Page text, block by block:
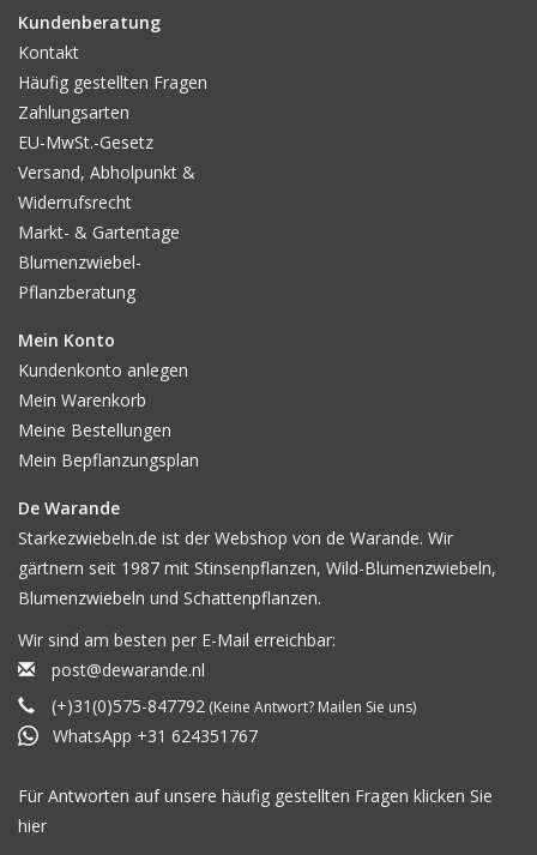
Kundenberatung
Kontakt
Häufig gestellten Fragen
Zahlungsarten
EU-MwSt.-Gesetz
Versand, Abholpunkt &
Widerrufsrecht
Markt- & Gartentage
Blumenzwiebel-
Pflanzberatung
Mein Konto
Kundenkonto anlegen
Mein Warenkorb
Meine Bestellungen
Mein Bepflanzungsplan
De Warande
Starkezwiebeln.de ist der Webshop von de Warande. Wir
gärtnern seit 1987 mit Stinsenpflanzen, Wild-Blumenzwiebeln,
Blumenzwiebeln und Schattenpflanzen.
Wir sind am besten per E-Mail erreichbar:
post@dewarande.nl
(+)31(0)575-847792 (Keine Antwort? Mailen Sie uns)
WhatsApp +31 624351767
Für Antworten auf unsere häufig gestellten Fragen klicken Sie
hier